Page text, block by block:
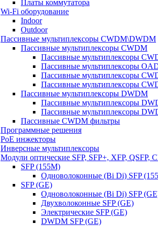
Платы коммутатора
Wi-Fi оборудование
Indoor
Outdoor
Пассивные мультиплексоры CWDM\DWDM
Пассивные мультиплексоры CWDM
Пассивные мультиплексоры
Пассивные мультиплексоры
Пассивные мультиплексоры
Пассивные мультиплексоры
Пассивные мультиплексоры DWDM
Пассивные мультиплексоры
Пассивные мультиплексоры
Пассивные CWDM фильтры
Программные решения
PoE инжекторы
Инверсные мультиплексоры
Модули оптические SFP, SFP+, XFP, QSFP,
SFP (155M)
Одноволоконные (Bi Di) SFP
SFP (GE)
Одноволоконные (Bi Di) SFP
Двухволоконные SFP (GE)
Электрические SFP (GE)
DWDM SFP (GE)